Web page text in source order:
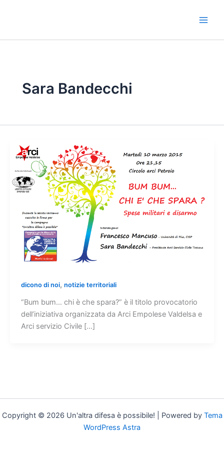
Sara Bandecchi
dicono di noi, notizie territoriali
“Bum bum… chi è che spara?” è il titolo provocatorio
dell’iniziativa organizzata da Arci Empolese Valdelsa e
Arci servizio Civile […]
Copyright © 2026 Un'altra difesa è possibile! | Powered by Tema
WordPress Astra